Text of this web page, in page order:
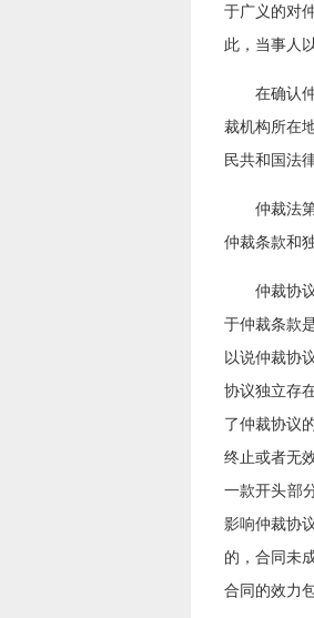
于广义的对
此，当事人
在确认
裁机构所在
民共和国法律
仲裁法
仲裁条款和
仲裁协
于仲裁条款
以说仲裁协
协议独立存
了仲裁协议
终止或者无
一款开头部
影响仲裁协
的，合同未
合同的效力